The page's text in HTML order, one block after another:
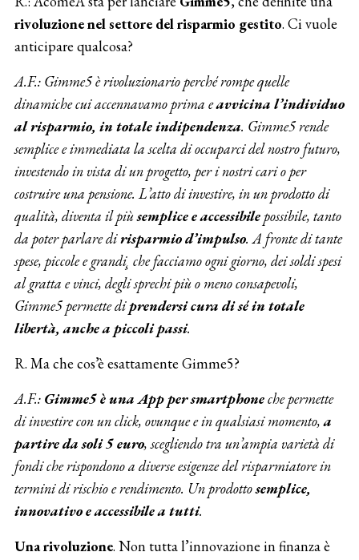
rivoluzione nel settore del risparmio gestito. Ci vuole
anticipare qualcosa?
A.F.: Gimme5 è rivoluzionario perché rompe quelle
dinamiche cui accennavamo prima eavvicina l’individuo
al risparmio, in totale indipendenza. Gimme5 rende
semplice e immediata la scelta di occuparci del nostro futuro,
investendo in vista di un progetto, per i nostri cari o per
costruire una pensione. L’atto di investire, in un prodotto di
qualità, diventa il piùsemplice e accessibilepossibile, tanto
da poter parlare dirisparmio d’impulso. A fronte di tante
spese, piccole e grandi¸ che facciamo ogni giorno, dei soldi spesi
al gratta e vinci, degli sprechi più o meno consapevoli,
Gimme5 permette diprendersi cura di sé in totale
libertà, anche a piccoli passi.
R. Ma che cos’è esattamente Gimme5?
A.F.: Gimme5 è una App per smartphoneche permette
di investire con un click, ovunque e in qualsiasi momento,a
partire da soli 5 euro, scegliendo tra un’ampia varietà di
fondi che rispondono a diverse esigenze del risparmiatore in
termini di rischio e rendimento. Un prodottosemplice,
innovativo e accessibile a tutti.
Una rivoluzione. Non tutta l’innovazione in finanza è